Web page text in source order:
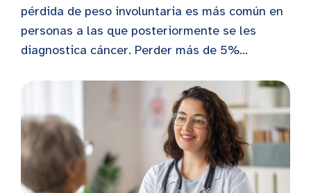
pérdida de peso involuntaria es más común en
personas a las que posteriormente se les
diagnostica cáncer. Perder más de 5%...